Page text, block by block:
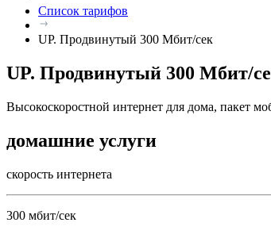
Список тарифов
UP. Продвинутый 300 Мбит/сек
UP. Продвинутый 300 Мбит/
Высокоскоростной интернет для дома, пакет
домашние услуги
скорость интернета
300 мбит/сек